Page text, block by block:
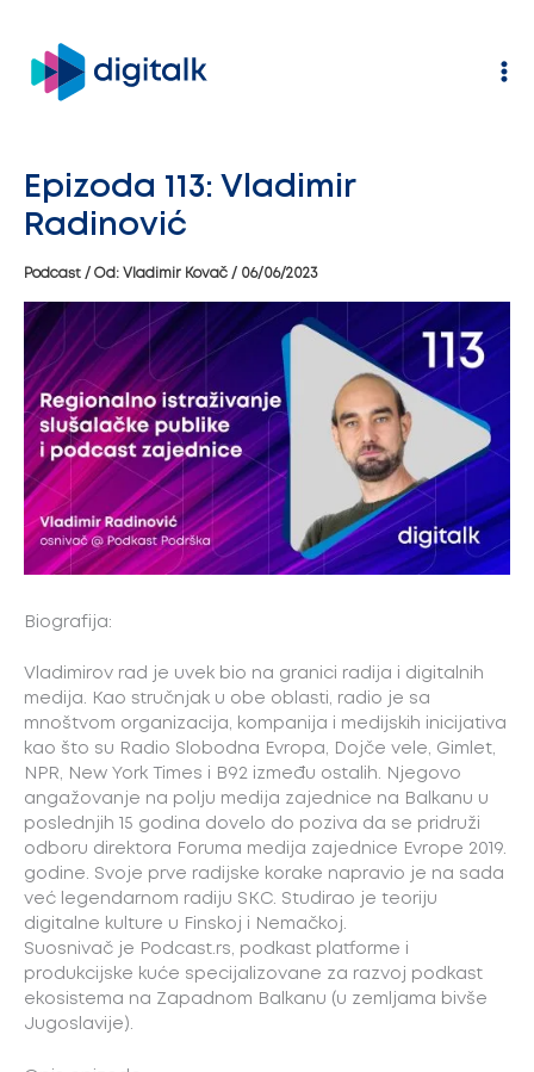
sadržaj
Epizoda 113: Vladimir
Radinović
Podcast / Od: Vladimir Kovač / 06/06/2023
Biografija:
Vladimirov rad je uvek bio na granici radija i digitalnih
medija. Kao stručnjak u obe oblasti, radio je sa
mnoštvom organizacija, kompanija i medijskih inicijativa
kao što su Radio Slobodna Evropa, Dojče vele, Gimlet,
NPR, New York Times i B92 između ostalih. Njegovo
angažovanje na polju medija zajednice na Balkanu u
poslednjih 15 godina dovelo do poziva da se pridruži
odboru direktora Foruma medija zajednice Evrope 2019.
godine. Svoje prve radijske korake napravio je na sada
već legendarnom radiju SKC. Studirao je teoriju
digitalne kulture u Finskoj i Nemačkoj.
Suosnivač je Podcast.rs, podkast platforme i
produkcijske kuće specijalizovane za razvoj podkast
ekosistema na Zapadnom Balkanu (u zemljama bivše
Jugoslavije).